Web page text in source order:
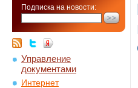
Подписка на новости:
Управление
документами
Интернет